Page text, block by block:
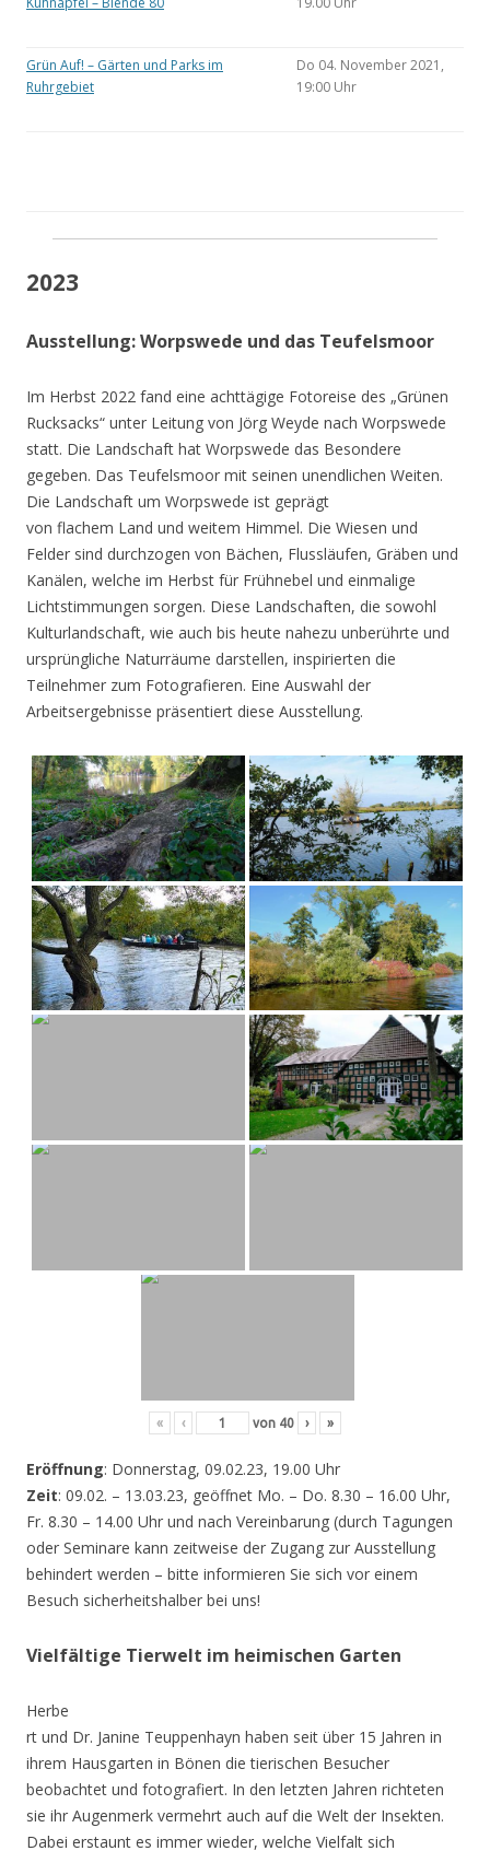
Grün Auf! – Gärten und Parks im
Ruhrgebiet
Do 04. November 2021,
19:00 Uhr
2023
Ausstellung: Worpswede und das Teufelsmoor
Im Herbst 2022 fand eine achttägige Fotoreise des „Grünen
Rucksacks“ unter Leitung von Jörg Weyde nach Worpswede
statt. Die Landschaft hat Worpswede das Besondere
gegeben. Das Teufelsmoor mit seinen unendlichen Weiten.
Die Landschaft um Worpswede ist geprägt
von flachem Land und weitem Himmel. Die Wiesen und
Felder sind durchzogen von Bächen, Flussläufen, Gräben und
Kanälen, welche im Herbst für Frühnebel und einmalige
Lichtstimmungen sorgen. Diese Landschaften, die sowohl
Kulturlandschaft, wie auch bis heute nahezu unberührte und
ursprüngliche Naturräume darstellen, inspirierten die
Teilnehmer zum Fotografieren. Eine Auswahl der
Arbeitsergebnisse präsentiert diese Ausstellung.
« ‹ von 40 › »
Eröffnung: Donnerstag, 09.02.23, 19.00 Uhr
Zeit: 09.02. – 13.03.23, geöffnet Mo. – Do. 8.30 – 16.00 Uhr,
Fr. 8.30 – 14.00 Uhr und nach Vereinbarung (durch Tagungen
oder Seminare kann zeitweise der Zugang zur Ausstellung
behindert werden – bitte informieren Sie sich vor einem
Besuch sicherheitshalber bei uns!
Vielfältige Tierwelt im heimischen Garten
Herbe
rt und Dr. Janine Teuppenhayn haben seit über 15 Jahren in
ihrem Hausgarten in Bönen die tierischen Besucher
beobachtet und fotografiert. In den letzten Jahren richteten
sie ihr Augenmerk vermehrt auch auf die Welt der Insekten.
Dabei erstaunt es immer wieder, welche Vielfalt sich